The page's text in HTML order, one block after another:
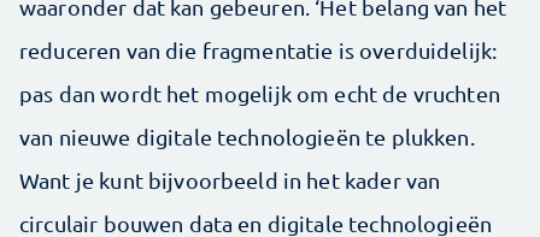
waaronder dat kan gebeuren. ‘Het belang van het
reduceren van die fragmentatie is overduidelijk:
pas dan wordt het mogelijk om echt de vruchten
van nieuwe digitale technologieën te plukken.
Want je kunt bijvoorbeeld in het kader van
circulair bouwen data en digitale technologieën